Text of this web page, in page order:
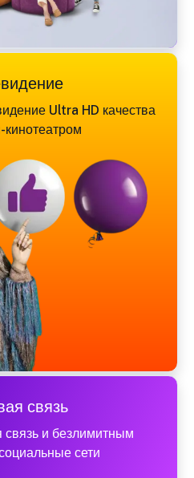
Ultra HD качества
кинотеатром
связь
и безлимитным
сети